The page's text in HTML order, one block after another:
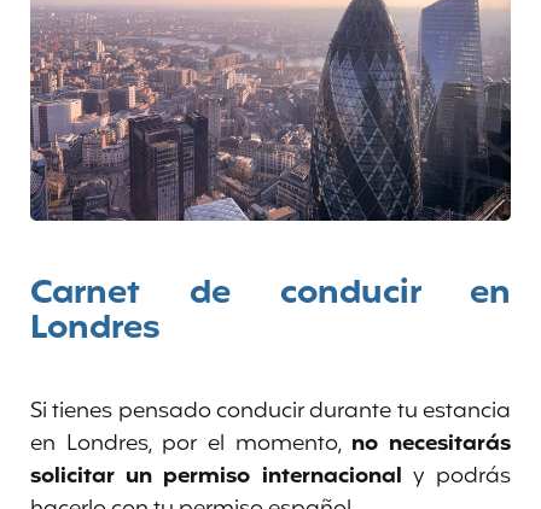
Carnet de conducir en
Londres
Si tienes pensado conducir durante tu estancia
en Londres, por el momento, no necesitarás
solicitar un permiso internacional y podrás